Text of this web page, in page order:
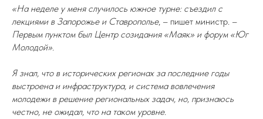
«На неделе у меня случилось южное турне: съездил с
лекциями в Запорожье и Ставрополье, – пишет министр. –
Первым пунктом был Центр созидания «Маяк» и форум «Юг
Молодой».
Я знал, что в исторических регионах за последние годы
выстроена и инфраструктура, и система вовлечения
молодежи в решение региональных задач, но, признаюсь
честно, не ожидал, что на таком уровне.